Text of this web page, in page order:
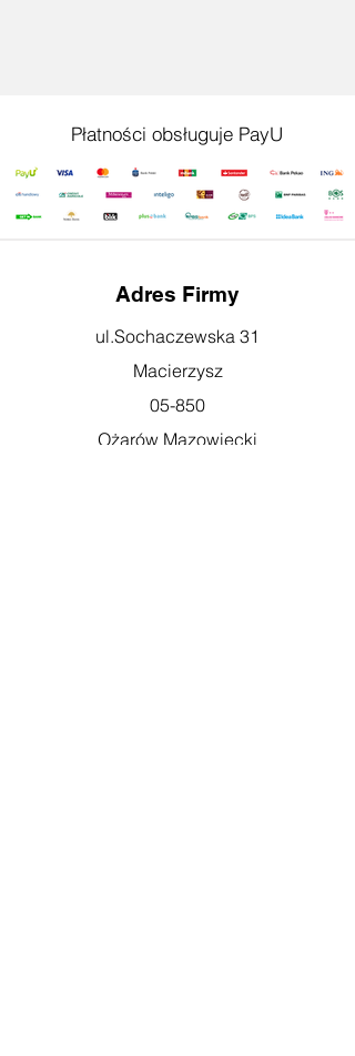
Płatności obsługuje PayU
Adres Firmy
ul.Sochaczewska 31
Macierzysz
05-850
Ożarów Mazowiecki